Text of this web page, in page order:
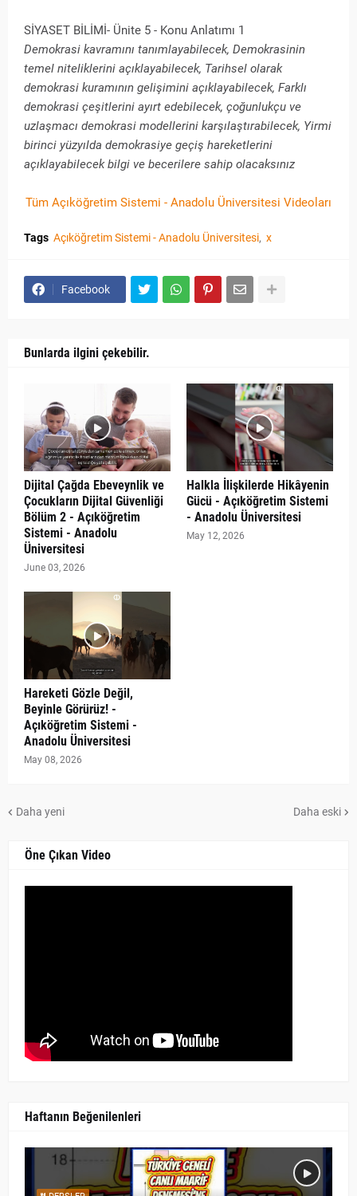
SİYASET BİLİMİ- Ünite 5 - Konu Anlatımı 1
Demokrasi kavramını tanımlayabilecek, Demokrasinin
temel niteliklerini açıklayabilecek, Tarihsel olarak
demokrasi kuramının gelişimini açıklayabilecek, Farklı
demokrasi çeşitlerini ayırt edebilecek, çoğunlukçu ve
uzlaşmacı demokrasi modellerini karşılaştırabilecek, Yirmi
birinci yüzyılda demokrasiye geçiş hareketlerini
açıklayabilecek bilgi ve becerilere sahip olacaksınız
Tüm Açıköğretim Sistemi - Anadolu Üniversitesi Videoları
Tags Açıköğretim Sistemi - Anadolu Üniversitesi x
Facebook
Bunlarda ilgini çekebilir.
Dijital Çağda Ebeveynlik ve
Çocukların Dijital Güvenliği
Bölüm 2 - Açıköğretim
Sistemi - Anadolu
Üniversitesi
June 03, 2026
Halkla İlişkilerde Hikâyenin
Gücü - Açıköğretim Sistemi
- Anadolu Üniversitesi
May 12, 2026
Hareketi Gözle Değil,
Beyinle Görürüz! -
Açıköğretim Sistemi -
Anadolu Üniversitesi
May 08, 2026
Daha yeni Daha eski
Öne Çıkan Video
Haftanın Beğenilenleri